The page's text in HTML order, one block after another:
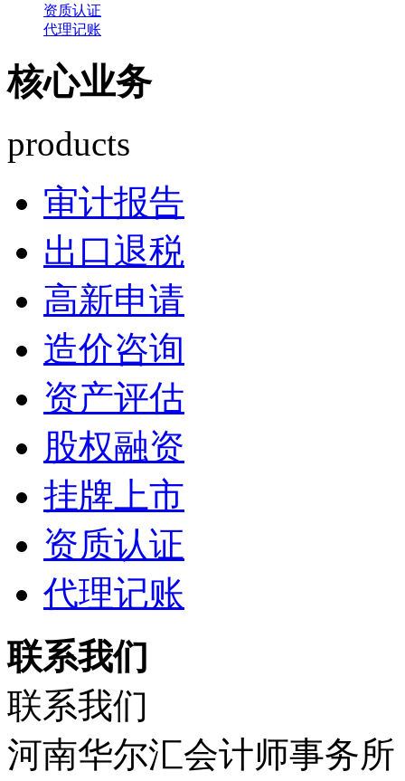
资质认证
代理记账
核心业务
products
审计报告
出口退税
高新申请
造价咨询
资产评估
股权融资
挂牌上市
资质认证
代理记账
联系我们
联系我们
河南华尔汇会计师事务